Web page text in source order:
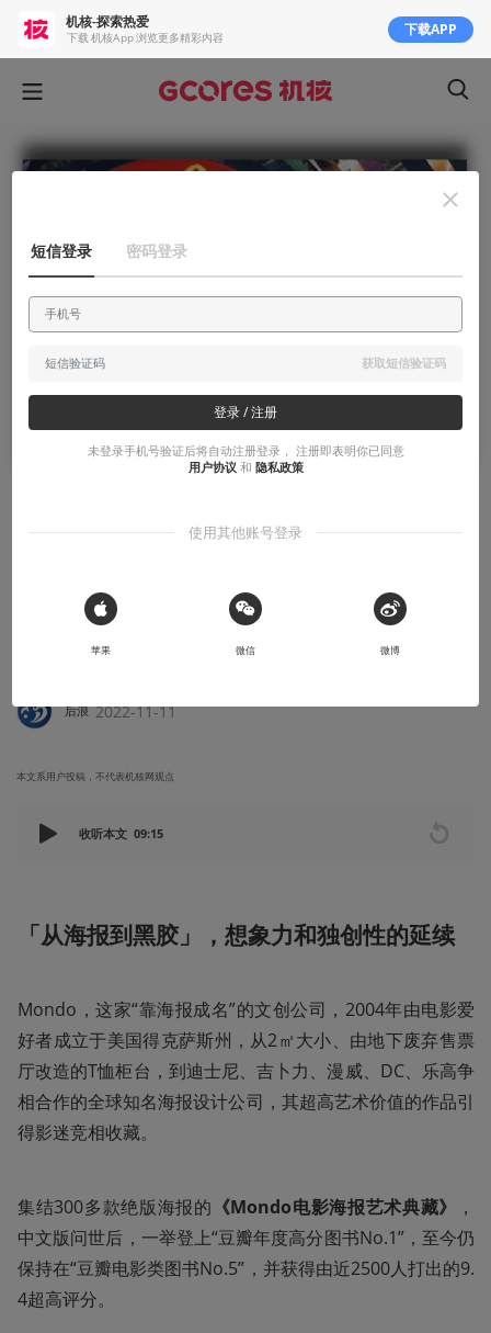
安利大帝
全网首发：Mondo设计的每一张原声黑胶
唱片都是一件艺术品
《Mondo黑胶唱片设计艺术典藏》发售啦
后浪 2022-11-11
本文系用户投稿，不代表机核网观点
收听本文 09:15
「从海报到黑胶」，想象力和独创性的延续
Mondo，这家“靠海报成名”的文创公司，2004年由电影爱
好者成立于美国得克萨斯州，从2㎡大小、由地下废弃售票
厅改造的T恤柜台，到迪士尼、吉卜力、漫威、DC、乐高争
相合作的全球知名海报设计公司，其超高艺术价值的作品引
得影迷竞相收藏。
集结300多款绝版海报的 《Mondo电影海报艺术典藏》
，
中文版问世后，一举登上“豆瓣年度高分图书No.1”，至今仍
保持在“豆瓣电影类图书No.5”，并获得由近2500人打出的9.
4超高评分。
机核-探索热爱
下载 机核App 浏览更多精彩内容 下载APP
短信登录 密码登录
获取短信验证码
登录 / 注册
未登录手机号验证后将自动注册登录， 注册即表明你已同意
用户协议 和 隐私政策
使用其他账号登录
 Sign in with Apple
苹果 微信 微博